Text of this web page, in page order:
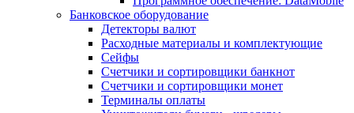
Банковское оборудование
Детекторы валют
Расходные материалы и комплектующие
Сейфы
Счетчики и сортировщики банкнот
Счетчики и сортировщики монет
Терминалы оплаты